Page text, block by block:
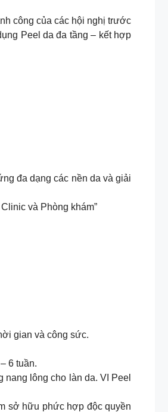
công của các hội nghị trước
Peel da đa tầng – kết hợp
đa dạng các nền da và giải
và Phòng khám”
gian và công sức.
6 tuần.
nang lông cho làn da. VI Peel
sở hữu phức hợp độc quyền